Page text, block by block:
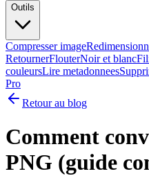
Outils
Compresser image
RetournerFlouterNoir et blanc
couleursLire metadonnees
Pro
Retour au blog
Comment
PNG (guide